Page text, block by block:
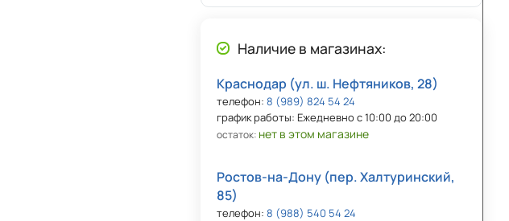
Наличие в магазинах:
Краснодар (ул. ш. Нефтяников, 28)
телефон: 8 (989) 824 54 24
график работы: Ежедневно с 10:00 до 20:00
остаток: нет в этом магазине
Ростов-на-Дону (пер. Халтуринский,
85)
телефон: 8 (988) 540 54 24